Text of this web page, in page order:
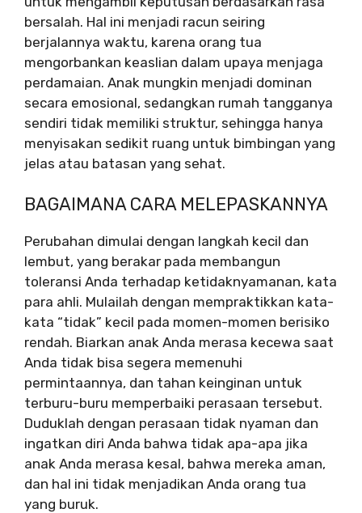
bersalah. Hal ini menjadi racun seiring
berjalannya waktu, karena orang tua
mengorbankan keaslian dalam upaya menjaga
perdamaian. Anak mungkin menjadi dominan
secara emosional, sedangkan rumah tangganya
sendiri tidak memiliki struktur, sehingga hanya
menyisakan sedikit ruang untuk bimbingan yang
jelas atau batasan yang sehat.
BAGAIMANA CARA MELEPASKANNYA
Perubahan dimulai dengan langkah kecil dan
lembut, yang berakar pada membangun
toleransi Anda terhadap ketidaknyamanan, kata
para ahli. Mulailah dengan mempraktikkan kata-
kata “tidak” kecil pada momen-momen berisiko
rendah. Biarkan anak Anda merasa kecewa saat
Anda tidak bisa segera memenuhi
permintaannya, dan tahan keinginan untuk
terburu-buru memperbaiki perasaan tersebut.
Duduklah dengan perasaan tidak nyaman dan
ingatkan diri Anda bahwa tidak apa-apa jika
anak Anda merasa kesal, bahwa mereka aman,
dan hal ini tidak menjadikan Anda orang tua
yang buruk.